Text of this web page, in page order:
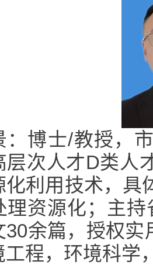
：博士/教授，
层次人才D类人
化利用技术，具
理资源化；主
30余篇，授权
工程，环境科学